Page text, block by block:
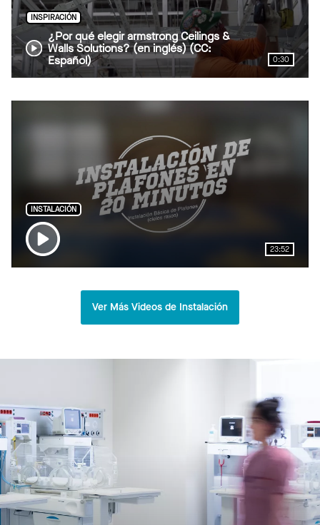
INSPIRACIÓN
¿Por qué elegir armstrong Ceilings &
Walls Solutions? (en inglés) (CC:
Español)
0:30
INSTALACIÓN
23:52
Ver Más Videos de Instalación